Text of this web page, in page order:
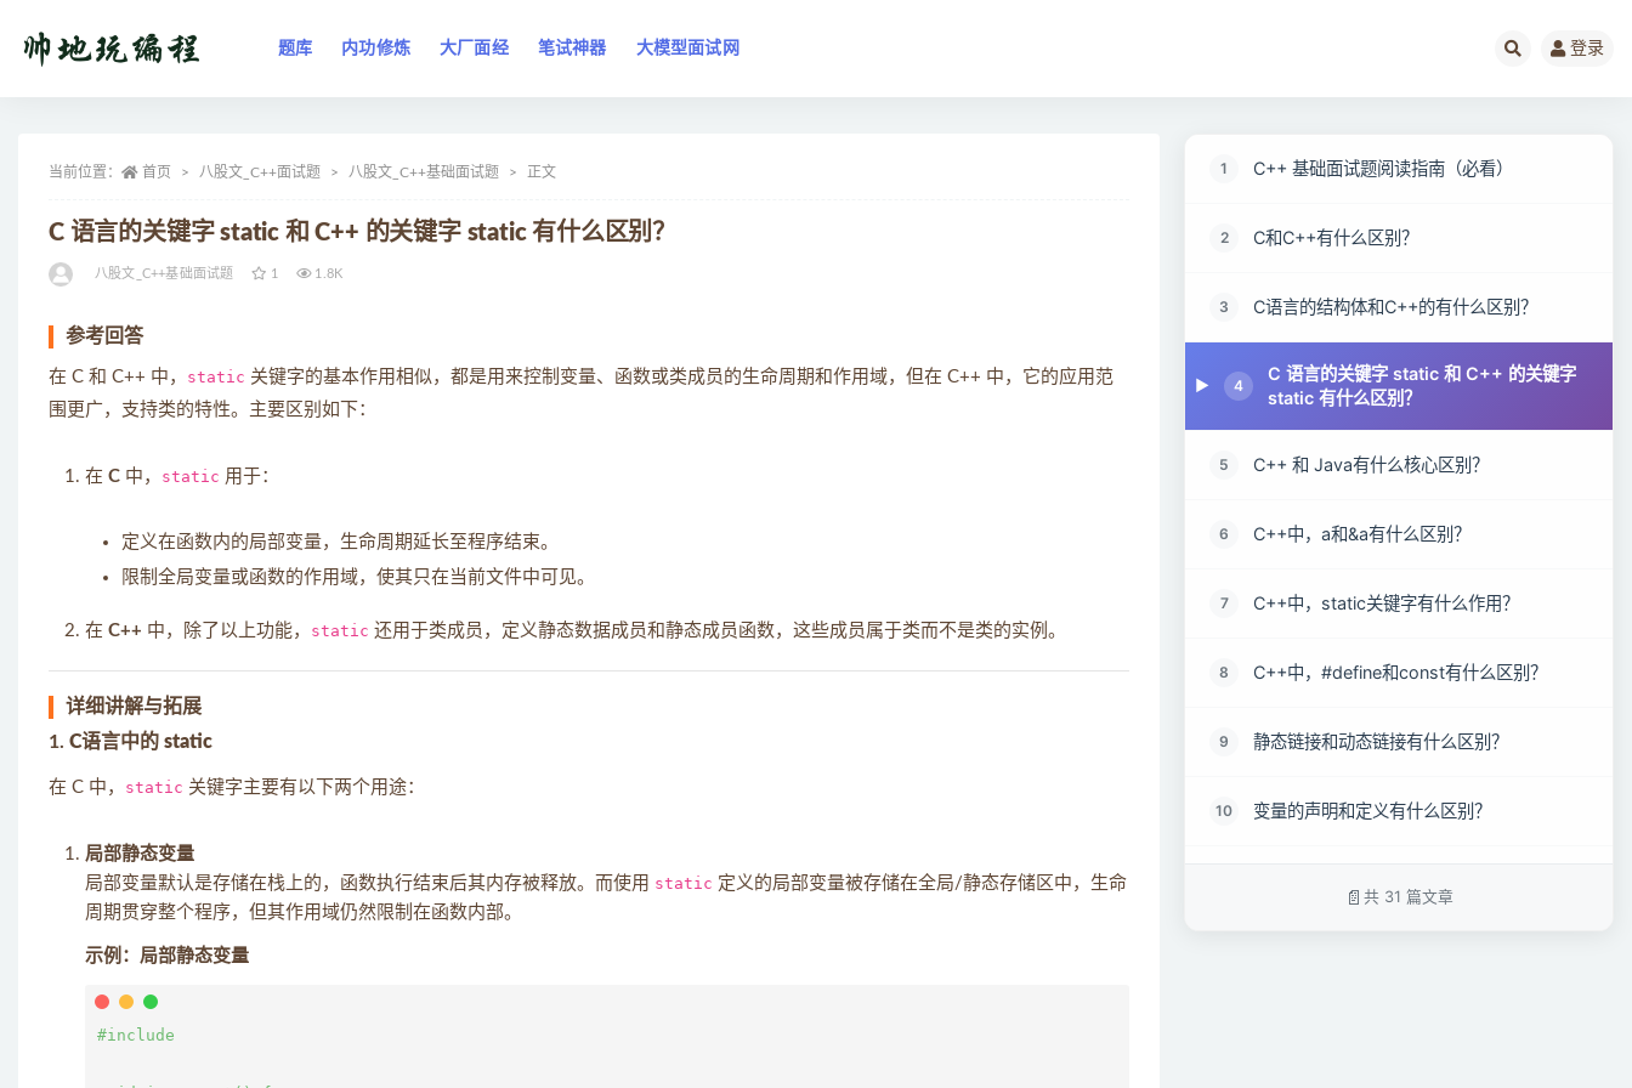
题库 内功修炼 大厂面经 笔试神器 大模型面试网 登录
当前位置： 首页 八股文_C++面试题 八股文_C++基础面试题 正文
C 语言的关键字 static 和 C++ 的关键字 static 有什么区别？
八股文_C++基础面试题 1 1.8K
参考回答
在 C 和 C++ 中， static 关键字的基本作用相似，都是用来控制变量、函数或类成员的生命周期和作用域，但在 C++ 中，它的应用范
围更广，支持类的特性。主要区别如下：
在 C 中， static 用于：
定义在函数内的局部变量，生命周期延长至程序结束。
限制全局变量或函数的作用域，使其只在当前文件中可见。
在 C++ 中，除了以上功能， static 还用于类成员，定义静态数据成员和静态成员函数，这些成员属于类而不是类的实例。
详细讲解与拓展
1. C语言中的 static
在 C 中， static 关键字主要有以下两个用途：
局部静态变量
局部变量默认是存储在栈上的，函数执行结束后其内存被释放。而使用 static 定义的局部变量被存储在全局/静态存储区中，生命
周期贯穿整个程序，但其作用域仍然限制在函数内部。
示例：局部静态变量
#include
1 C++ 基础面试题阅读指南（必看）
2 C和C++有什么区别？
3 C语言的结构体和C++的有什么区别？
4
C 语言的关键字 static 和 C++ 的关键字
static 有什么区别？
5 C++ 和 Java有什么核心区别？
6 C++中，a和&a有什么区别？
7 C++中，static关键字有什么作用？
8 C++中，#define和const有什么区别？
9 静态链接和动态链接有什么区别？
10 变量的声明和定义有什么区别？
共 31 篇文章